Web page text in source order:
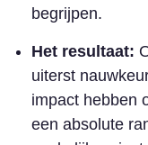
begrijpen.
Het resultaat:
uiterst
impact hebben
een absolute